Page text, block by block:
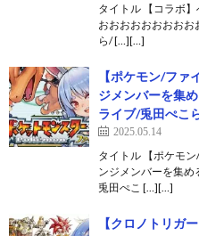
タイトル 【コラボ
おおおおおおおおお
ら/ […][…]
【ポケモン/ファ
ジメンバーを集
ライブ/兎田ぺこ
2025.05.14
タイトル 【ポケモ
ンジメンバーを集
兎田ぺこ […][…]
【クロノトリガ